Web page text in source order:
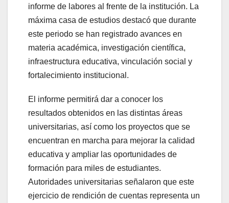
informe de labores al frente de la institución. La
máxima casa de estudios destacó que durante
este periodo se han registrado avances en
materia académica, investigación científica,
infraestructura educativa, vinculación social y
fortalecimiento institucional.
El informe permitirá dar a conocer los
resultados obtenidos en las distintas áreas
universitarias, así como los proyectos que se
encuentran en marcha para mejorar la calidad
educativa y ampliar las oportunidades de
formación para miles de estudiantes.
Autoridades universitarias señalaron que este
ejercicio de rendición de cuentas representa un